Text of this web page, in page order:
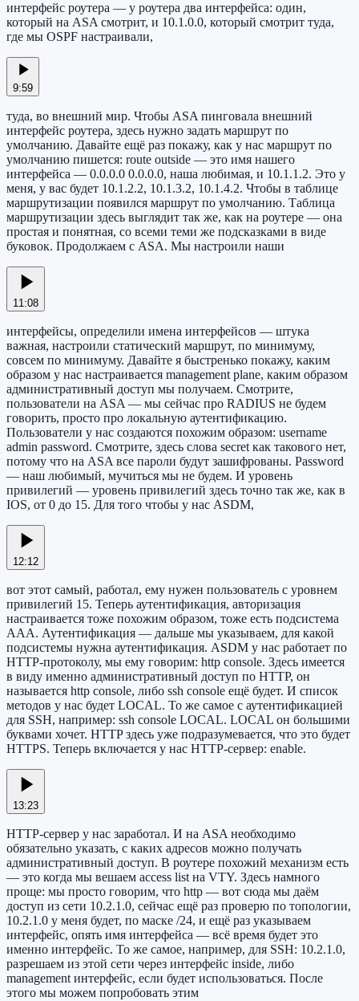
интерфейс роутера — у роутера два интерфейса: один,
который на ASA смотрит, и 10.1.0.0, который смотрит туда,
где мы OSPF настраивали,
9:59
туда, во внешний мир. Чтобы ASA пинговала внешний
интерфейс роутера, здесь нужно задать маршрут по
умолчанию. Давайте ещё раз покажу, как у нас маршрут по
умолчанию пишется: route outside — это имя нашего
интерфейса — 0.0.0.0 0.0.0.0, наша любимая, и 10.1.1.2. Это у
меня, у вас будет 10.1.2.2, 10.1.3.2, 10.1.4.2. Чтобы в таблице
маршрутизации появился маршрут по умолчанию. Таблица
маршрутизации здесь выглядит так же, как на роутере — она
простая и понятная, со всеми теми же подсказками в виде
буковок. Продолжаем с ASA. Мы настроили наши
11:08
интерфейсы, определили имена интерфейсов — штука
важная, настроили статический маршрут, по минимуму,
совсем по минимуму. Давайте я быстренько покажу, каким
образом у нас настраивается management plane, каким образом
административный доступ мы получаем. Смотрите,
пользователи на ASA — мы сейчас про RADIUS не будем
говорить, просто про локальную аутентификацию.
Пользователи у нас создаются похожим образом: username
admin password. Смотрите, здесь слова secret как такового нет,
потому что на ASA все пароли будут зашифрованы. Password
— наш любимый, мучиться мы не будем. И уровень
привилегий — уровень привилегий здесь точно так же, как в
IOS, от 0 до 15. Для того чтобы у нас ASDM,
12:12
вот этот самый, работал, ему нужен пользователь с уровнем
привилегий 15. Теперь аутентификация, авторизация
настраивается тоже похожим образом, тоже есть подсистема
AAA. Аутентификация — дальше мы указываем, для какой
подсистемы нужна аутентификация. ASDM у нас работает по
HTTP-протоколу, мы ему говорим: http console. Здесь имеется
в виду именно административный доступ по HTTP, он
называется http console, либо ssh console ещё будет. И список
методов у нас будет LOCAL. То же самое с аутентификацией
для SSH, например: ssh console LOCAL. LOCAL он большими
буквами хочет. HTTP здесь уже подразумевается, что это будет
HTTPS. Теперь включается у нас HTTP-сервер: enable.
13:23
HTTP-сервер у нас заработал. И на ASA необходимо
обязательно указать, с каких адресов можно получать
административный доступ. В роутере похожий механизм есть
— это когда мы вешаем access list на VTY. Здесь намного
проще: мы просто говорим, что http — вот сюда мы даём
доступ из сети 10.2.1.0, сейчас ещё раз проверю по топологии,
10.2.1.0 у меня будет, по маске /24, и ещё раз указываем
интерфейс, опять имя интерфейса — всё время будет это
именно интерфейс. То же самое, например, для SSH: 10.2.1.0,
разрешаем из этой сети через интерфейс inside, либо
management интерфейс, если будет использоваться. После
этого мы можем попробовать этим